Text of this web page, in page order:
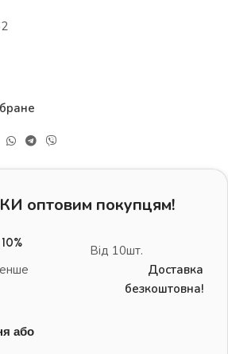
оптовим покупцям!
Від 10шт.
Доставка
безкоштовна!
або